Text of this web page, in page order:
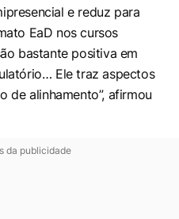
e reduz para
EaD nos cursos
bastante positiva em
Ele traz aspectos
de alinhamento”, afirmou
da publicidade